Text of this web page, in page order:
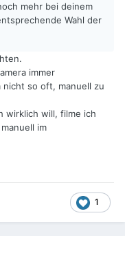
mehr bei deinem
Wahl der
immer
so oft, manuell zu
wirklich will, filme ich
im
1